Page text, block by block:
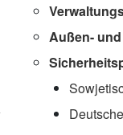
Außen-